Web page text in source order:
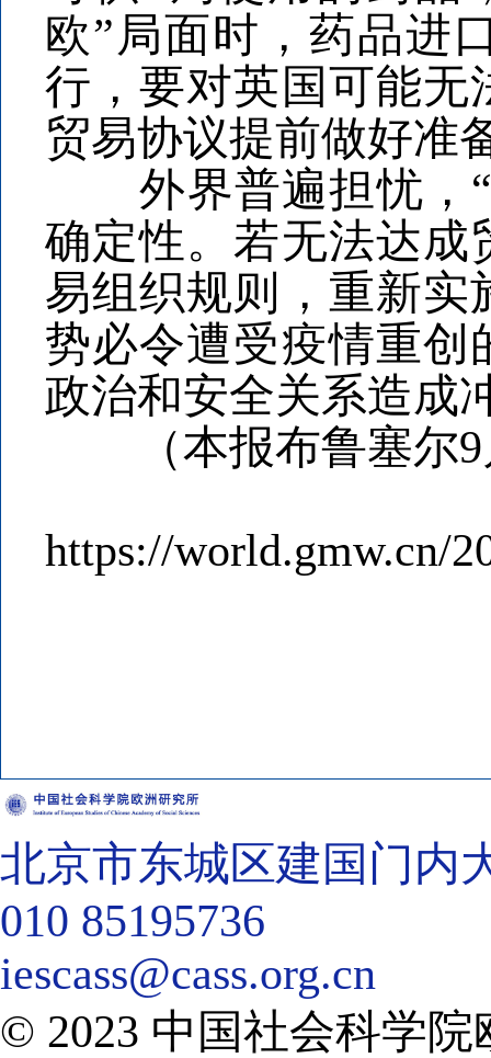
欧”局面时，药品进
行，要对英国可能无
贸易协议提前做好准
外界普遍担忧，“
确定性。若无法达成
易组织规则，重新实
势必令遭受疫情重创
政治和安全关系造成
（本报布鲁塞尔9
https://world.gmw.cn/
北京市东城区建国门内
010 85195736
iescass@cass.org.cn
© 2023 中国社会科学